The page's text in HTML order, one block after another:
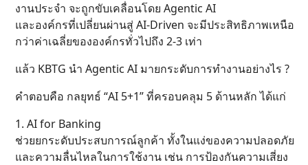
งานประจำ จะถูกขับเคลื่อนโดย Agentic AI
และองค์กรที่เปลี่ยนผ่านสู่ AI-Driven จะมีประสิทธิภาพเหนือ
กว่าค่าเฉลี่ยขององค์กรทั่วไปถึง 2-3 เท่า
แล้ว KBTG นำ Agentic AI มายกระดับการทำงานอย่างไร ?
คำตอบคือ กลยุทธ์ “AI 5+1” ที่ครอบคลุม 5 ด้านหลัก ได้แก่
1. AI for Banking
ช่วยยกระดับประสบการณ์ลูกค้า ทั้งในแง่ของความปลอดภัย
และความลื่นไหลในการใช้งาน เช่น การป้องกันความเสี่ยง